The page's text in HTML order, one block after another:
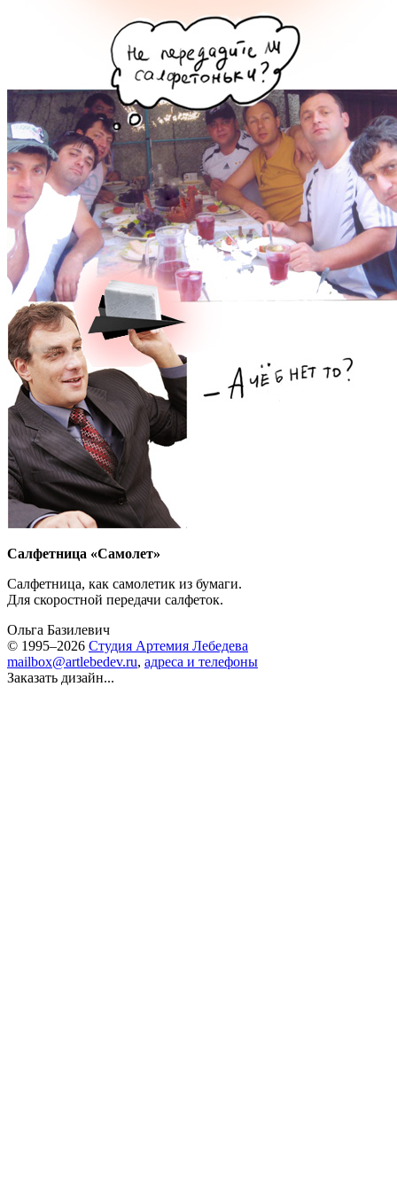
Салфетница «Самолет»
Салфетница, как самолетик из бумаги.
Для скоростной передачи салфеток.
Ольга Базилевич
© 1995–2026 Студия Артемия Лебедева
mailbox@artlebedev.ru, адреса и телефоны
Заказать дизайн...